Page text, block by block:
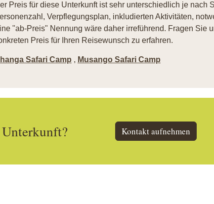
Preis für diese Unterkunft ist sehr unterschiedlich je nach
Verpflegungsplan, inkludierten Aktivitäten,
"ab-Preis" Nennung wäre daher irreführend. Fragen Sie
Preis für Ihren Reisewunsch zu erfahren.
Safari Camp , Musango Safari Camp
Kontakt aufnehmen